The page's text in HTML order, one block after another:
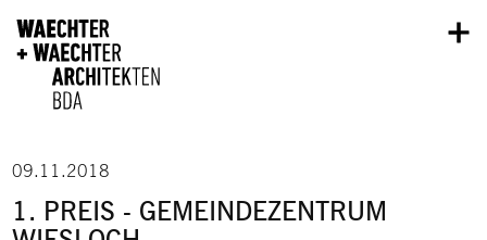
09.11.2018
1. PREIS - GEMEINDEZENTRUM